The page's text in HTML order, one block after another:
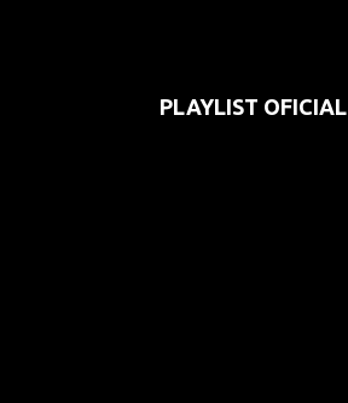
PLAYLIST OFICIAL